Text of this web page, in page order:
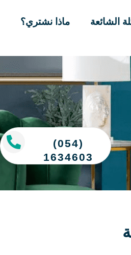
ماذا نشتري؟ الشائعة
(054)
1634603